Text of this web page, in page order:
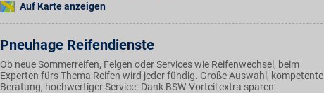
Auf Karte anzeigen
Pneuhage Reifendienste
Ob neue Sommerreifen, Felgen oder Services wie Reifenwechsel, beim
Experten fürs Thema Reifen wird jeder fündig. Große Auswahl, kompetente
Beratung, hochwertiger Service. Dank BSW-Vorteil extra sparen.